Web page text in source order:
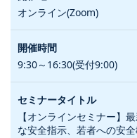
オンライン(Zoom)
9:30～16:30(受付9:00)
【オンラインセミナー】
な安全指示、若者への安